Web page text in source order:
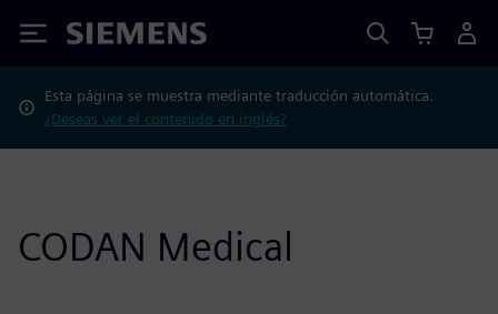
Siemens
Esta página se muestra mediante traducción automática.
¿Deseas ver el contenido en inglés?
CODAN Medical